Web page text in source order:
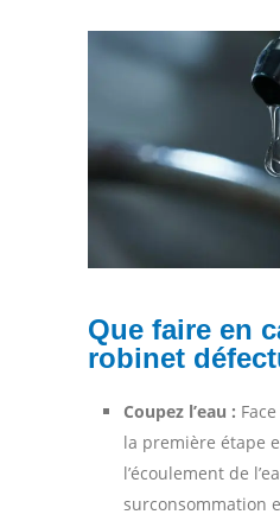
Que faire en
robinet
Coupez l’eau :
la première étape
l’écoulement de
surconsommation